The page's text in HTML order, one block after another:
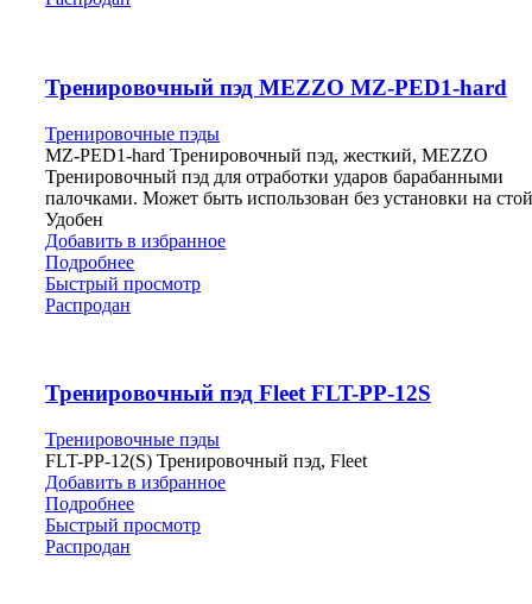
Тренировочный пэд MEZZO MZ-PED1-hard
Тренировочные пэды
MZ-PED1-hard Тренировочный пэд, жесткий, MEZZO
Тренировочный пэд для отработки ударов барабанными
палочками. Может быть использован без установки на
Удобен
Добавить в избранное
Подробнее
Быстрый просмотр
Распродан
Тренировочный пэд Fleet FLT-PP-12S
Тренировочные пэды
FLT-PP-12(S) Тренировочный пэд, Fleet
Добавить в избранное
Подробнее
Быстрый просмотр
Распродан